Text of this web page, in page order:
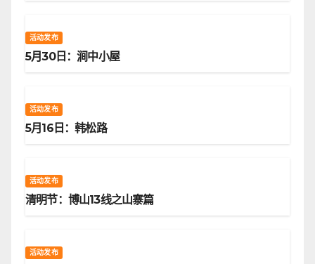
活动发布
5月30日：涧中小屋
活动发布
5月16日：韩松路
活动发布
清明节：博山13线之山寨篇
活动发布